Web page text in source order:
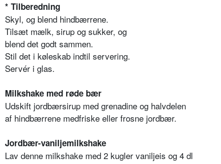
* Tilberedning
Skyl, og blend hindbærrene.
Tilsæt mælk, sirup og sukker, og
blend det godt sammen.
Stil det i køleskab indtil servering.
Servér i glas.
Milkshake med røde bær
Udskift jordbærsirup med grenadine og halvdelen
af hindbærrene medfriske eller frosne jordbær.
Jordbær-vaniljemilkshake
Lav denne milkshake med 2 kugler vaniljeis og 4 dl